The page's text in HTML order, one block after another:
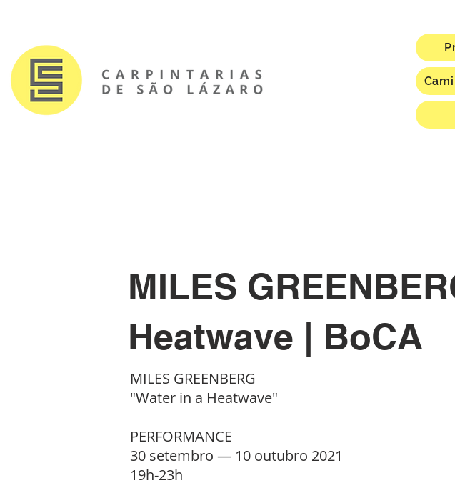
MILES
Heatwave | BoCA
MILES GREENBERG
"Water in a Heatwave"
PERFORMANCE
30 setembro — 10 outubro 2021
19h-23h